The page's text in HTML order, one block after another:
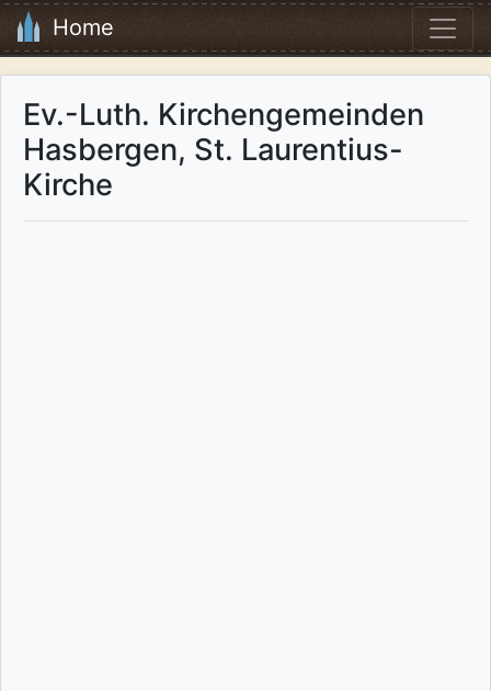
Home
Ev.-Luth. Kirchengemeinden
Hasbergen, St. Laurentius-
Kirche